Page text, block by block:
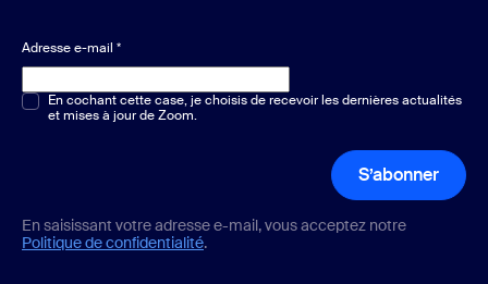
Adresse e-mail *
Choix multiple ou unique*
En cochant cette case, je choisis de recevoir les dernières actualités
et mises à jour de Zoom.
S’abonner
En saisissant votre adresse e-mail, vous acceptez notre
Politique de confidentialité.